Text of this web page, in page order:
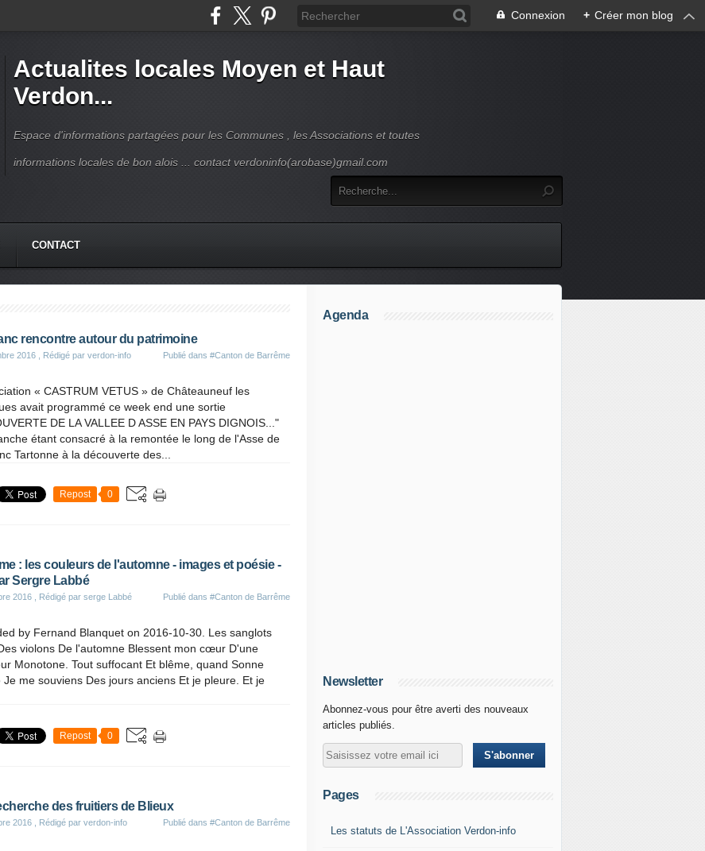
Connexion + Créer mon blog
Actualites locales Moyen et Haut
Verdon...
Espace d'informations partagées pour les Communes , les Associations et toutes
informations locales de bon alois ... contact verdoninfo(arobase)gmail.com
CONTACT
rencontre autour du patrimoine
2016 , Rédigé par verdon-info Publié dans #Canton de Barrême
« CASTRUM VETUS » de Châteauneuf les
avait programmé ce week end une sortie
DE LA VALLEE D ASSE EN PAYS DIGNOIS..."
étant consacré à la remontée le long de l'Asse de
Tartonne à la découverte des...
Repost 0
: les couleurs de l'automne - images et poésie -
Sergre Labbé
2016 , Rédigé par serge Labbé Publié dans #Canton de Barrême
by Fernand Blanquet on 2016-10-30. Les sanglots
violons De l'automne Blessent mon cœur D'une
Monotone. Tout suffocant Et blême, quand Sonne
Je me souviens Des jours anciens Et je pleure. Et je
Repost 0
des fruitiers de Blieux
2016 , Rédigé par verdon-info Publié dans #Canton de Barrême
Agenda
Newsletter
Abonnez-vous pour être averti des nouveaux
articles publiés.
Pages
Les statuts de L'Association Verdon-info